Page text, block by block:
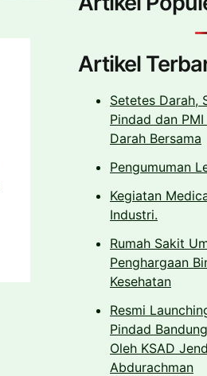
Artikel
Setetes Darah,
Pindad dan
Darah Bersama
Pengumuman
Kegiatan
Industri.
Rumah Sakit
Penghargaan
Kesehatan
Resmi
Pindad
Oleh KSAD
Abdurachman